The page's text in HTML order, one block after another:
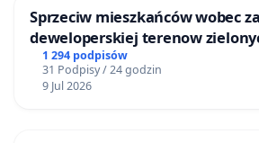
Sprzeciw mieszkańców wobec
deweloperskiej terenow
Bulwarów Straceńskich w
1 294 podpisów
31 Podpisy / 24 godzin
9 Jul 2026